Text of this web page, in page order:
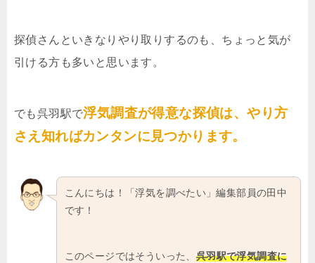
探偵さんといきなりやり取りするのも、ちょっと気が
引ける方も多いと思います。
でも呉羽駅で浮気調査が得意な探偵は、やり方
さえ知ればカンタンに見つかります。
こんにちは！「浮気を調べたい」編集部員の田中
です！
このページではそういった、 呉羽駅で浮気調査に